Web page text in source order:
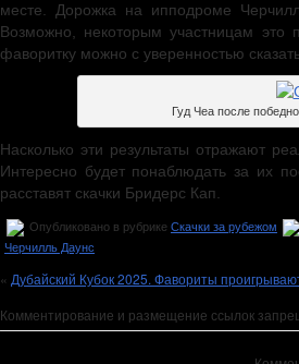
месте. Дорожка на ипподроме
Возможно, некоторым участницам
фаворитку можно с уверенностью
Гуд Чеа после
Насколько эти результаты отражают
Интересно будет понаблюдать за их
расставят скачки Бридерс Кап.
Опубликовано в рубрике Скачки за рубежом
Черчилль Даунс
« Дубайский Кубок 2025. Фавориты
Комментирование и размещение ссылок